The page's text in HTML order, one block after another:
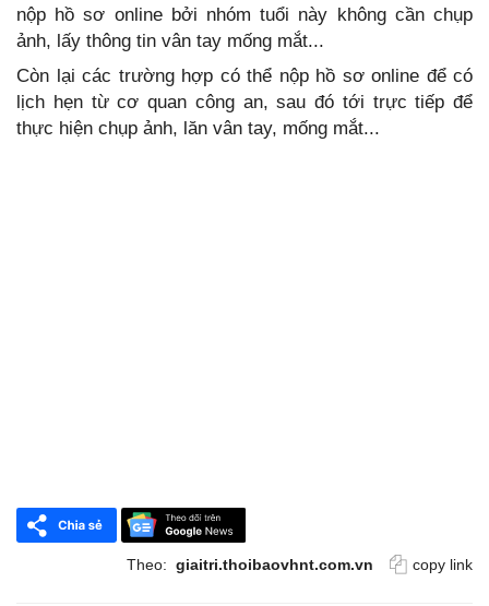
nộp hồ sơ online bởi nhóm tuổi này không cần chụp
ảnh, lấy thông tin vân tay mống mắt...
Còn lại các trường hợp có thể nộp hồ sơ online để có
lịch hẹn từ cơ quan công an, sau đó tới trực tiếp để
thực hiện chụp ảnh, lăn vân tay, mống mắt...
Theo: giaitri.thoibaovhnt.com.vn copy link